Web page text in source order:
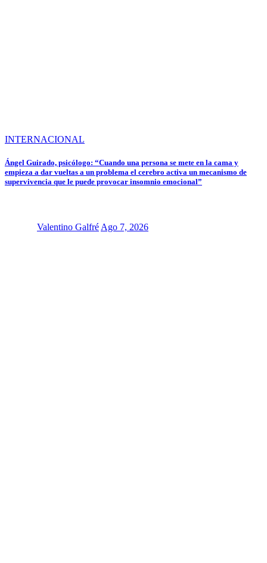
INTERNACIONAL
Ángel Guirado, psicólogo: “Cuando una persona se mete en la cama y
empieza a dar vueltas a un problema el cerebro activa un mecanismo de
supervivencia que le puede provocar insomnio emocional”
Valentino Galfré Ago 7, 2026